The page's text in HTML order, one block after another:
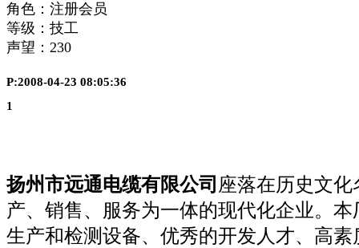
角色：注册会员
等级：技工
声望： 230
P:2008-04-23 08:05:36
1
扬州市远通电缆有限公司 座落在历史文
产、销售、服务为一体的现代化企业。
生产和检测设备、优秀的开发人才、高